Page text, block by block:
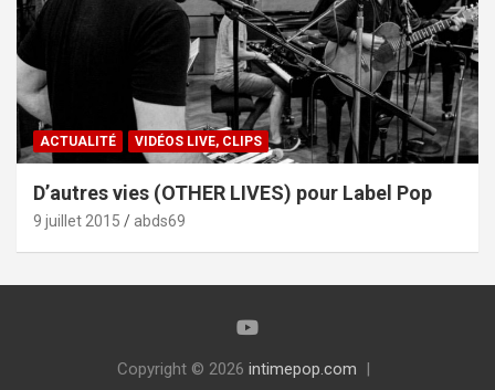
ACTUALITÉ VIDÉOS LIVE, CLIPS
D’autres vies (OTHER LIVES) pour Label Pop
9 juillet 2015 abds69
Copyright © 2026 intimepop.com